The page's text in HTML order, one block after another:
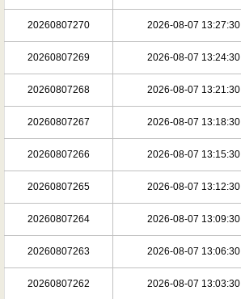
20260807270 2026-08-07 13:27:30
20260807269 2026-08-07 13:24:30
20260807268 2026-08-07 13:21:30
20260807267 2026-08-07 13:18:30
20260807266 2026-08-07 13:15:30
20260807265 2026-08-07 13:12:30
20260807264 2026-08-07 13:09:30
20260807263 2026-08-07 13:06:30
20260807262 2026-08-07 13:03:30